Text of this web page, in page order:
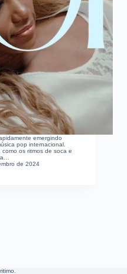
emergindo
pop internacional.
os ritmos de soca e
de 2024